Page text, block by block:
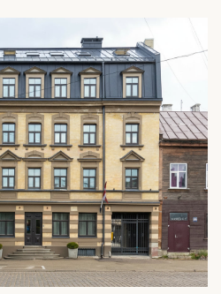
Korespondējošo
banku saraksts
Maksājumu un
pakalpojumu
drošība
RIB Open Banking
Piekļūstamība
Viegli lasīt